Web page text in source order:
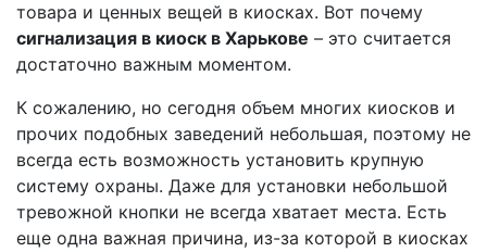
товара и ценных вещей в киосках. Вот почему
сигнализация в киоск в Харькове – это считается
достаточно важным моментом.
К сожалению, но сегодня объем многих киосков и
прочих подобных заведений небольшая, поэтому не
всегда есть возможность установить крупную
систему охраны. Даже для установки небольшой
тревожной кнопки не всегда хватает места. Есть
еще одна важная причина, из-за которой в киосках